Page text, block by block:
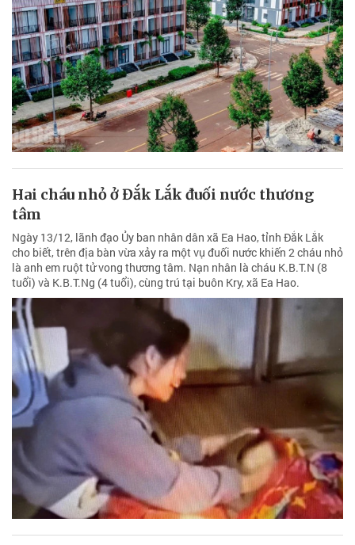
Hai cháu nhỏ ở Đắk Lắk đuối nước thương
tâm
Ngày 13/12, lãnh đạo Ủy ban nhân dân xã Ea Hao, tỉnh Đắk Lắk
cho biết, trên địa bàn vừa xảy ra một vụ đuối nước khiến 2 cháu nhỏ
là anh em ruột tử vong thương tâm. Nạn nhân là cháu K.B.T.N (8
tuổi) và K.B.T.Ng (4 tuổi), cùng trú tại buôn Kry, xã Ea Hao.